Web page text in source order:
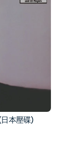
本壓碟)